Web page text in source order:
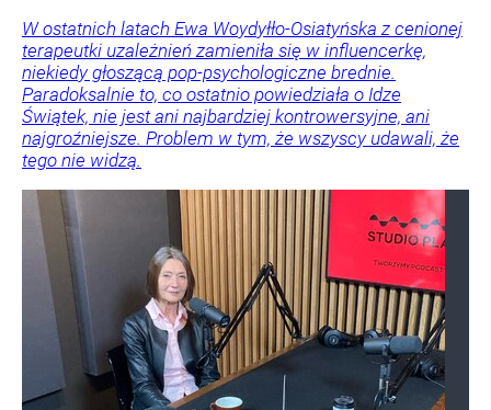
W ostatnich latach Ewa Woydyłło-Osiatyńska z cenionej
terapeutki uzależnień zamieniła się w influencerkę,
niekiedy głoszącą pop-psychologiczne brednie.
Paradoksalnie to, co ostatnio powiedziała o Idze
Świątek, nie jest ani najbardziej kontrowersyjne, ani
najgroźniejsze. Problem w tym, że wszyscy udawali, że
tego nie widzą.